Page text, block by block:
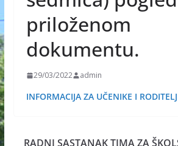
priloženom
dokumentu.
29/03/2022 admin
INFORMACIJA ZA UČENIKE I
RADNI SASTANAK TIMA ZA